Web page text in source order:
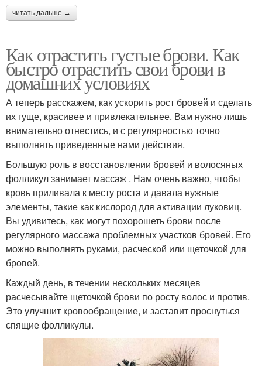
читать дальше →
Как отрастить густые брови. Как
быстро отрастить свои брови в
домашних условиях
А теперь расскажем, как ускорить рост бровей и сделать
их гуще, красивее и привлекательнее. Вам нужно лишь
внимательно отнестись, и с регулярностью точно
выполнять приведенные нами действия.
Большую роль в восстановлении бровей и волосяных
фолликул занимает массаж . Нам очень важно, чтобы
кровь приливала к месту роста и давала нужные
элементы, такие как кислород для активации луковиц.
Вы удивитесь, как могут похорошеть брови после
регулярного массажа проблемных участков бровей. Его
можно выполнять руками, расческой или щеточкой для
бровей.
Каждый день, в течении нескольких месяцев
расчесывайте щеточкой брови по росту волос и против.
Это улучшит кровообращение, и заставит проснуться
спящие фолликулы.